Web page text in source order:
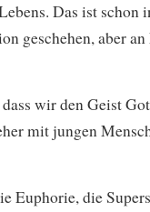
Das ist schon
geschehen, aber
wir den Geist
mit jungen
Euphorie, die